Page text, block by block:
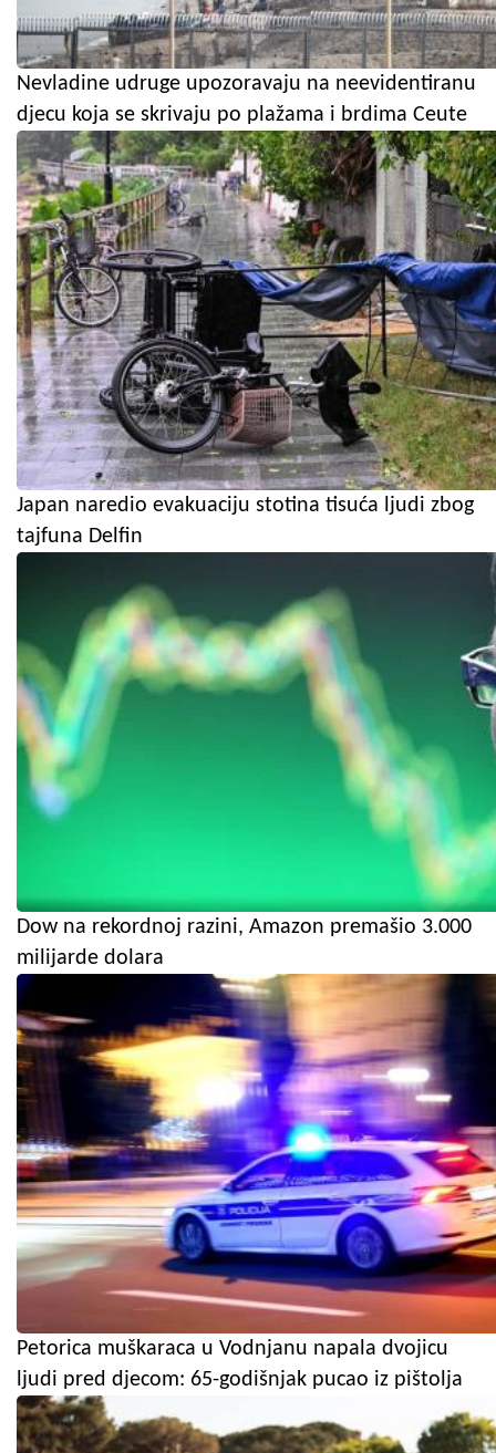
Nevladine udruge upozoravaju na neevidentiranu
djecu koja se skrivaju po plažama i brdima Ceute
Japan naredio evakuaciju stotina tisuća ljudi zbog
tajfuna Delfin
Dow na rekordnoj razini, Amazon premašio 3.000
milijarde dolara
Petorica muškaraca u Vodnjanu napala dvojicu
ljudi pred djecom: 65-godišnjak pucao iz pištolja